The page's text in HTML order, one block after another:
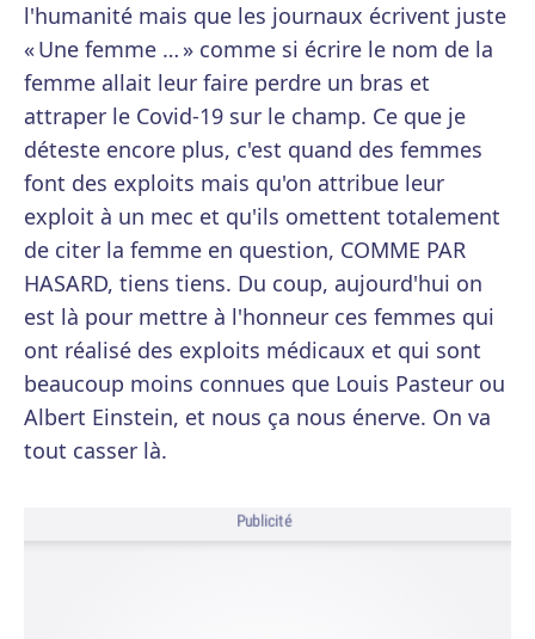
l'humanité mais que les journaux écrivent juste
« Une femme … » comme si écrire le nom de la
femme allait leur faire perdre un bras et
attraper le Covid-19 sur le champ. Ce que je
déteste encore plus, c'est quand des femmes
font des exploits mais qu'on attribue leur
exploit à un mec et qu'ils omettent totalement
de citer la femme en question, COMME PAR
HASARD, tiens tiens. Du coup, aujourd'hui on
est là pour mettre à l'honneur ces femmes qui
ont réalisé des exploits médicaux et qui sont
beaucoup moins connues que Louis Pasteur ou
Albert Einstein, et nous ça nous énerve. On va
tout casser là.
Publicité